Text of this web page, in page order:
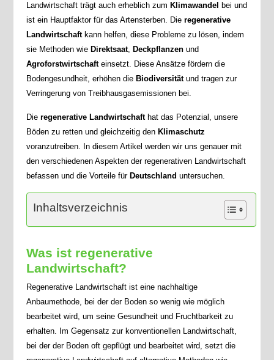
Landwirtschaft trägt auch erheblich zum Klimawandel
bei und
ist ein Hauptfaktor für das Artensterben. Die regenerative
Landwirtschaftkann helfen, diese Probleme zu lösen, indem
sie Methoden wie Direktsaat, Deckpflanzenund
Agroforstwirtschafteinsetzt. Diese Ansätze fördern die
Bodengesundheit, erhöhen die Biodiversitätund tragen zur
Verringerung von Treibhausgasemissionen bei.
Die regenerative Landwirtschafthat das Potenzial, unsere
Böden zu retten und gleichzeitig den Klimaschutz
voranzutreiben. In diesem Artikel werden wir uns genauer mit
den verschiedenen Aspekten der regenerativen Landwirtschaft
befassen und die Vorteile für Deutschland untersuchen.
Inhaltsverzeichnis
Was ist regenerative
Landwirtschaft?
Regenerative Landwirtschaft ist eine nachhaltige
Anbaumethode, bei der der Boden so wenig wie möglich
bearbeitet wird, um seine Gesundheit und Fruchtbarkeit zu
erhalten. Im Gegensatz zur konventionellen Landwirtschaft,
bei der der Boden oft gepflügt und bearbeitet wird, setzt die